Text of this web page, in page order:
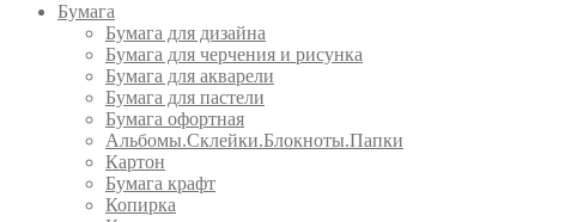
Бумага
Бумага для дизайна
Бумага для черчения и рисунка
Бумага для акварели
Бумага для пастели
Бумага офортная
Альбомы.Склейки.Блокноты.Папки
Картон
Бумага крафт
Копирка